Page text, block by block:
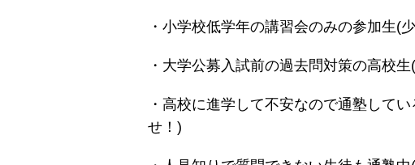
・小学校低学年の講習会のみの参加生(
・大学公募入試前の過去問対策の高校
・高校に進学して不安なので通塾して
せ！)